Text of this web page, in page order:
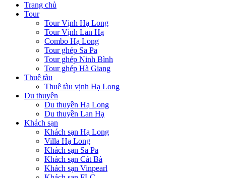
Trang chủ
Tour
Tour Vịnh Hạ Long
Tour Vịnh Lan Hạ
Combo Hạ Long
Tour ghép Sa Pa
Tour ghép Ninh Bình
Tour ghép Hà Giang
Thuê tàu
Thuê tàu vịnh Hạ Long
Du thuyền
Du thuyền Hạ Long
Du thuyền Lan Hạ
Khách sạn
Khách sạn Hạ Long
Villa Hạ Long
Khách sạn Sa Pa
Khách sạn Cát Bà
Khách sạn Vinpearl